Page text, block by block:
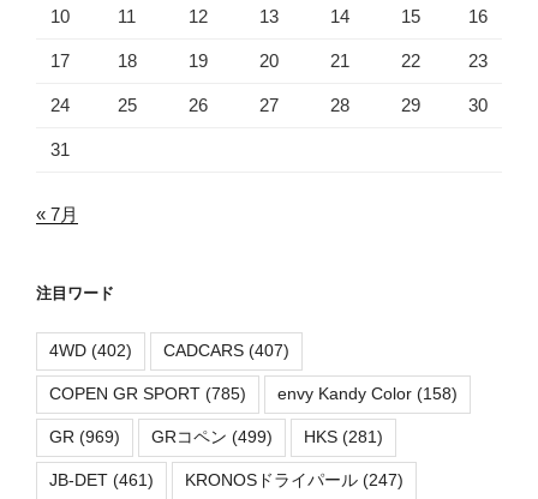
10 11 12 13 14 15 16
17 18 19 20 21 22 23
24 25 26 27 28 29 30
31
« 7月
注目ワード
4WD (402) CADCARS (407)
COPEN GR SPORT (785) envy Kandy Color (158)
GR (969) GRコペン (499) HKS (281)
JB-DET (461) KRONOSドライパール (247)